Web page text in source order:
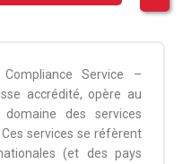
Service –
accrédité, opère au
des services
services se réfèrent
(et des pays